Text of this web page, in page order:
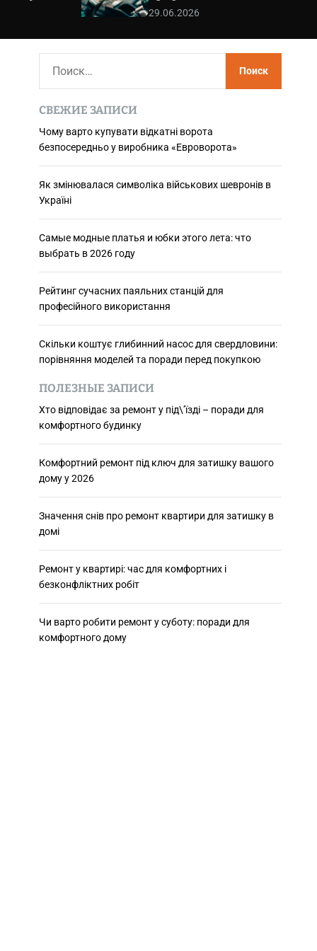
використання
29.06.2026
т
и
:
СВЕЖИЕ ЗАПИСИ
Чому варто купувати відкатні ворота
безпосередньо у виробника «Евроворота»
Як змінювалася символіка військових шевронів в
Україні
Самые модные платья и юбки этого лета: что
выбрать в 2026 году
Рейтинг сучасних паяльних станцій для
професійного використання
Скільки коштує глибинний насос для свердловини:
порівняння моделей та поради перед покупкою
ПОЛЕЗНЫЕ ЗАПИСИ
Хто відповідає за ремонт у під\’їзді – поради для
комфортного будинку
Комфортний ремонт під ключ для затишку вашого
дому у 2026
Значення снів про ремонт квартири для затишку в
домі
Ремонт у квартирі: час для комфортних і
безконфліктних робіт
Чи варто робити ремонт у суботу: поради для
комфортного дому